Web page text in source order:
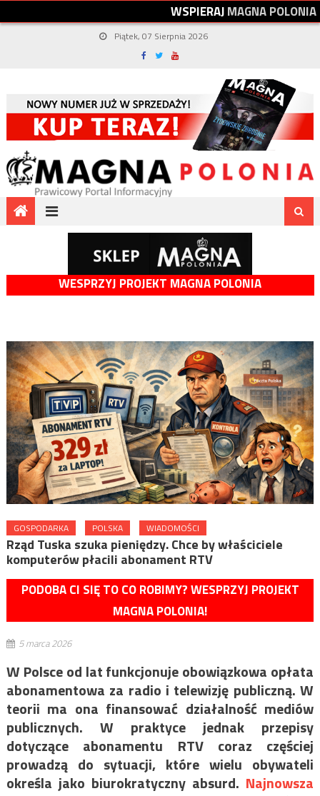
WSPIERAJMAGNAPOLONIA
Piątek, 07 Sierpnia 2026
WESPRZYJ PROJEKT MAGNA POLONIA
GOSPODARKA POLSKA WIADOMOŚCI
Rząd Tuska szuka pieniędzy. Chce by właściciele
komputerów płacili abonament RTV
PODOBA CI SIĘ TO CO ROBIMY? WESPRZYJ PROJEKT
MAGNA POLONIA!
5 marca 2026
W Polsce od lat funkcjonuje obowiązkowa opłata
abonamentowa za radio i telewizję publiczną. W
teorii ma ona finansować działalność mediów
publicznych. W praktyce jednak przepisy
dotyczące abonamentu RTV coraz częściej
prowadzą do sytuacji, które wielu obywateli
określa jako biurokratyczny absurd. Najnowsza